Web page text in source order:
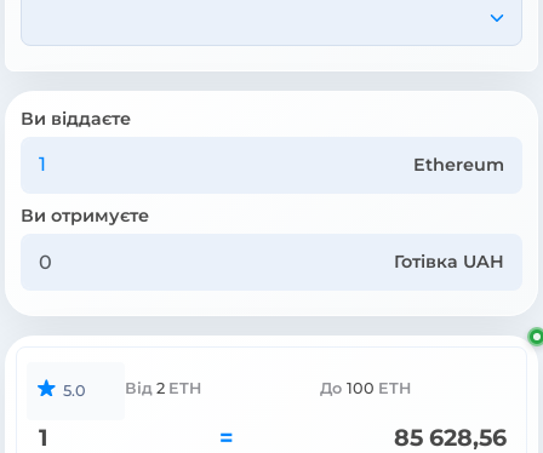
Ви віддаєте
Ethereum
Ви отримуєте
Готівка UAH
5.0 Від 2 ETH До 100 ETH
1 = 85 628,56